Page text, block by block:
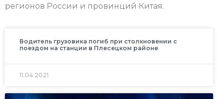
регионов России и провинций Китая.
Водитель грузовика погиб при столкновении с
поездом на станции в Плесецком районе
11.04.2021